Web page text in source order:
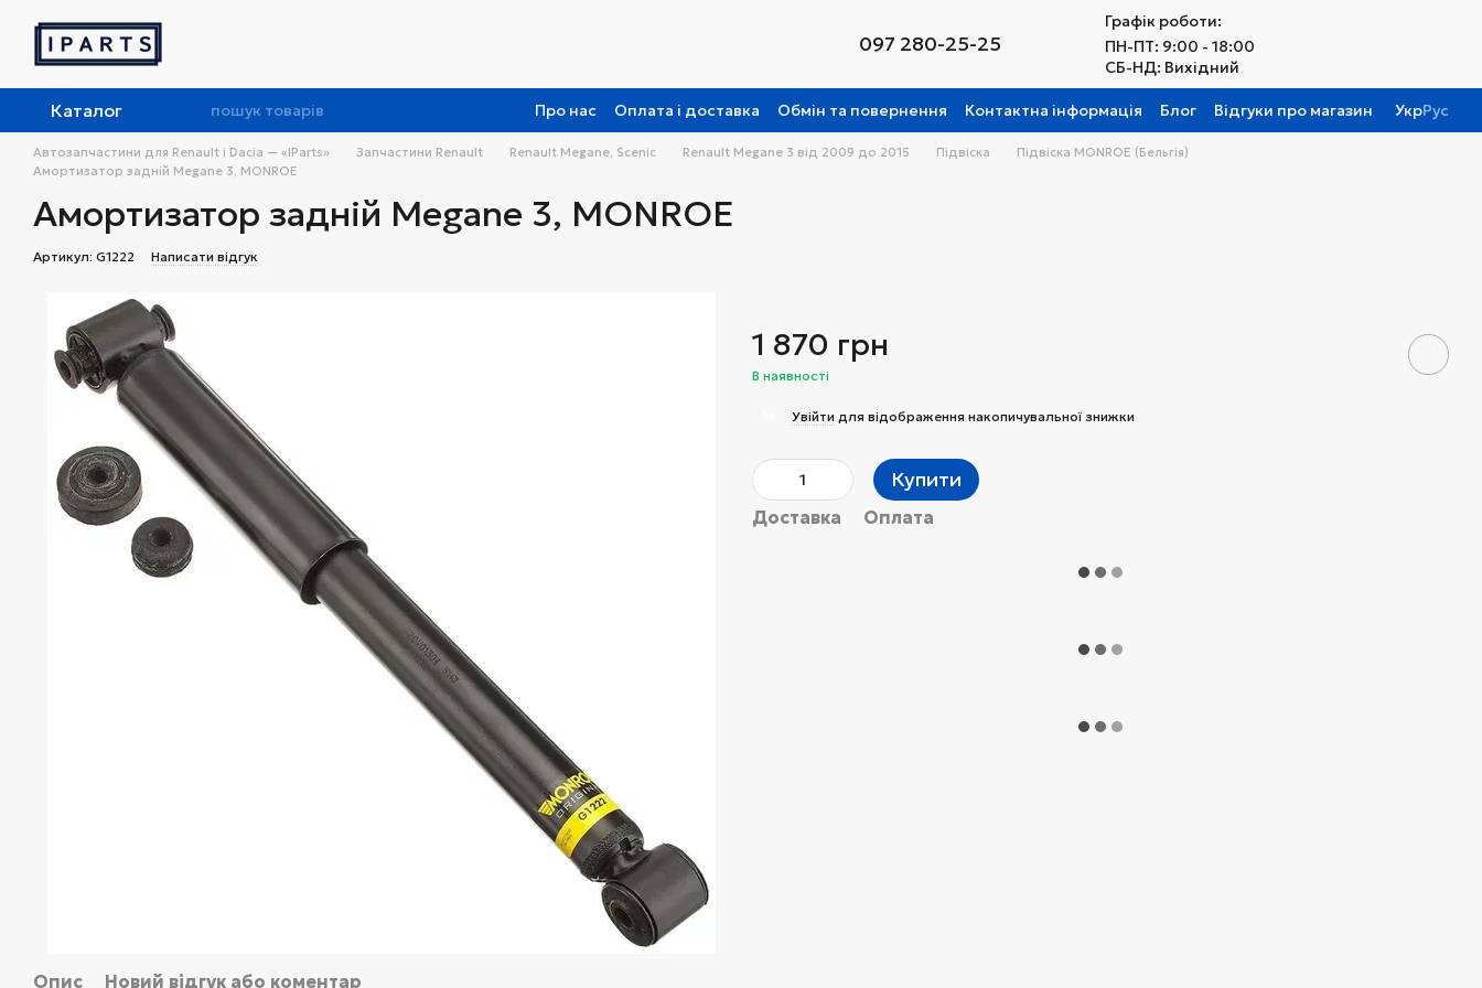
097 280-25-25
Графік роботи:
ПН-ПТ: 9:00 - 18:00
СБ-НД: Вихідний
Каталог Про нас Оплата і доставка Обмін та повернення Контактна інформація Блог Відгуки про магазин УкрРус
Автозапчастини для Renault і Dacia — «IParts» Запчастини Renault Renault Megane, Scenic Renault Megane 3 від 2009 до 2015 Підвіска
Підвіска MONROE (Бельгія)
Амортизатор задній Megane 3, MONROE
Амортизатор задній Megane 3, MONROE
Артикул: G1222 Написати відгук
1 870 грн
В наявності
Увійти для відображення накопичувальної знижки
Купити
Доставка Оплата
Опис Новий відгук або коментар